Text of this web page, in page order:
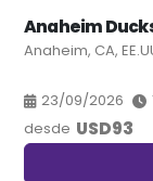
Anaheim
Anaheim, CA,
23/09/2026
desde USD93